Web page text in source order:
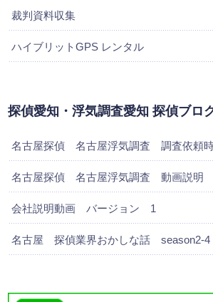
裁判資料収集
ハイブリットGPS レンタル
探偵愛知・浮気調査愛知 探偵ブロ
名古屋探偵 名古屋浮気調査 調査依頼
名古屋探偵 名古屋浮気調査 動画説明
会社説明動画 バージョン 1
名古屋 探偵業界おかしな話 season2-4